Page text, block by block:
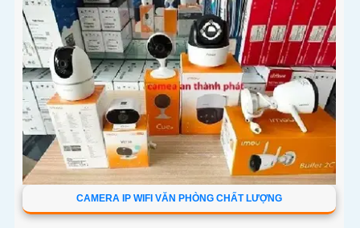
CAMERA IP WIFI VĂN PHÒNG CHẤT LƯỢNG